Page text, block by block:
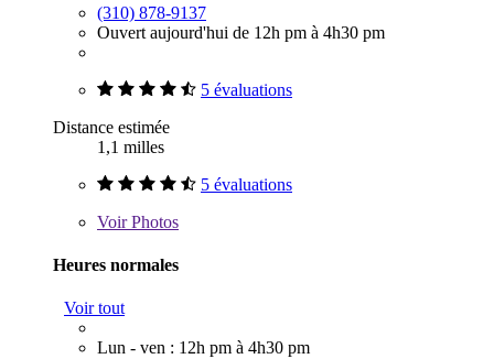
(310) 878-9137
Ouvert aujourd'hui de 12h pm à 4h30 pm
5 évaluations
Distance estimée
1,1 milles
5 évaluations
VoirPhotos
Heures normales
Voir tout
Lun - ven : 12h pm à 4h30 pm